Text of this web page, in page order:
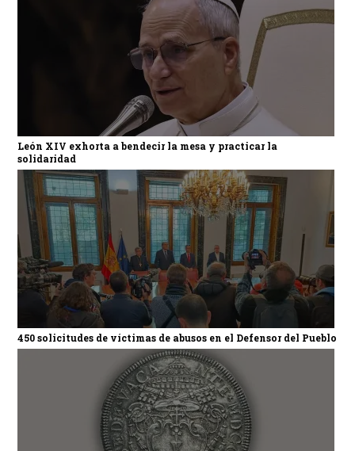
León XIV exhorta a bendecir la mesa y practicar la
solidaridad
450 solicitudes de víctimas de abusos en el Defensor del Pueblo